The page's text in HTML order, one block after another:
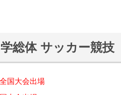
総体 サッカー競技
全国大会出場